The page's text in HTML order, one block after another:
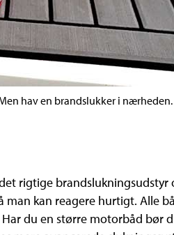
hav en brandslukker i nærheden.
rigtige brandslukningsudstyr
kan reagere hurtigt. Alle
du en større motorbåd bør